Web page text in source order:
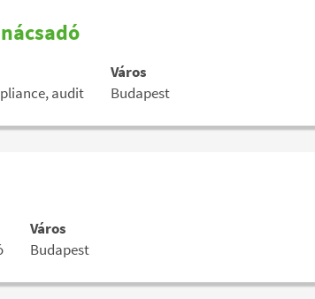
audit
Város
Budapest
Város
Budapest